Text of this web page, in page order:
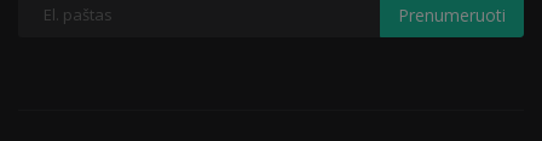
Prenumeruoti